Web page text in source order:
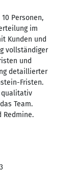
Personen,
im
Kunden und
vollständiger
und
detaillierter
Fristen.
qualitativ
Team.
Redmine.